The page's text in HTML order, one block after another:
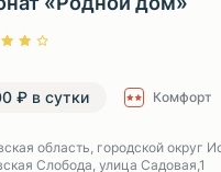
₽ в сутки Комфорт
область, городской округ
Слобода, улица Садовая,1